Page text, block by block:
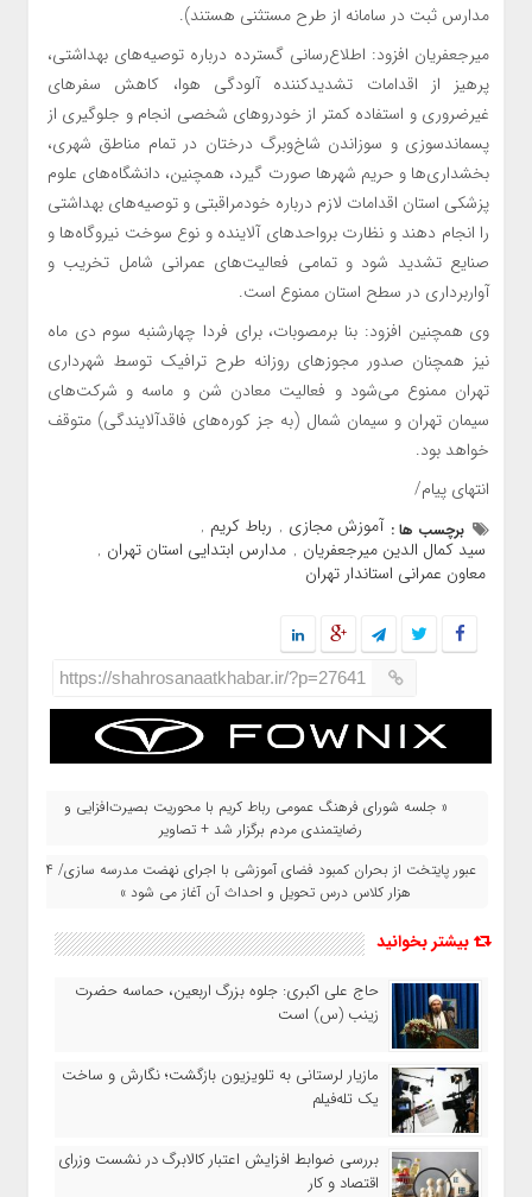
مدارس ثبت در سامانه از طرح مستثنی هستند).
میرجعفریان افزود: اطلاع‌رسانی گسترده درباره توصیه‌های بهداشتی،
پرهیز از اقدامات تشدیدکننده آلودگی هوا، کاهش سفرهای
غیرضروری و استفاده کمتر از خودروهای شخصی انجام و جلوگیری از
پسماندسوزی و سوزاندن شاخ‌وبرگ درختان در تمام مناطق شهری،
بخشداری‌ها و حریم شهرها صورت گیرد، همچنین، دانشگاه‌های علوم
پزشکی استان اقدامات لازم درباره خودمراقبتی و توصیه‌های بهداشتی
را انجام دهند و نظارت برواحدهای آلاینده و نوع سوخت نیروگاه‌ها و
صنایع تشدید شود و تمامی فعالیت‌های عمرانی شامل تخریب و
آواربرداری در سطح استان ممنوع است.
وی همچنین افزود: بنا برمصوبات، برای فردا چهارشنبه سوم دی ماه
نیز همچنان صدور مجوزهای روزانه طرح ترافیک توسط شهرداری
تهران ممنوع می‌شود و فعالیت معادن شن و ماسه و شرکت‌های
سیمان تهران و سیمان شمال (به جز کوره‌های فاقدآلایندگی) متوقف
خواهد بود.
انتهای پیام/
برچسب ها : آموزش مجازی , رباط کریم ,
سید کمال الدین میرجعفریان , مدارس ابتدایی استان تهران ,
معاون عمرانی استاندار تهران
https://shahrosanaatkhabar.ir/?p=27641
« جلسه شورای فرهنگ عمومی رباط کریم با محوریت بصیرت‌افزایی و
رضایتمندی مردم برگزار شد + تصاویر
عبور پایتخت از بحران کمبود فضای آموزشی با اجرای نهضت مدرسه سازی/ ۴
هزار کلاس درس تحویل و احداث آن آغاز می شود »
بیشتر بخوانید
حاج‌ علی‌ اکبری: جلوه بزرگ اربعین، حماسه حضرت
زینب (س) است
مازیار لرستانی به تلویزیون بازگشت؛ نگارش و ساخت
یک تله‌فیلم
بررسی ضوابط افزایش اعتبار کالابرگ در نشست وزرای
اقتصاد و کار